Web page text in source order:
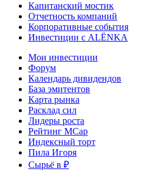
Капитанский мостик
Отчетность компаний
Корпоративные события
Инвестиции с ALЁNKA
Мои инвестиции
Форум
Календарь дивидендов
База эмитентов
Карта рынка
Расклад сил
Лидеры роста
Рейтинг MCap
Индексный торт
Пила Игоря
Сырьё в ₽